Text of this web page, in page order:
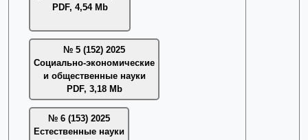
PDF, 4,54 Mb
№ 5 (152) 2025
Социально-экономические
и общественные науки
PDF, 3,18 Mb
№ 6 (153) 2025
Естественные науки